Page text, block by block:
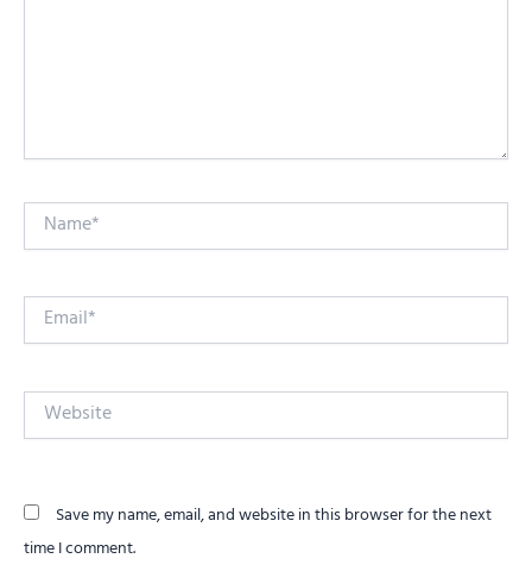
Name*
Email*
Website
Save my name, email, and website in this browser for the next
time I comment.